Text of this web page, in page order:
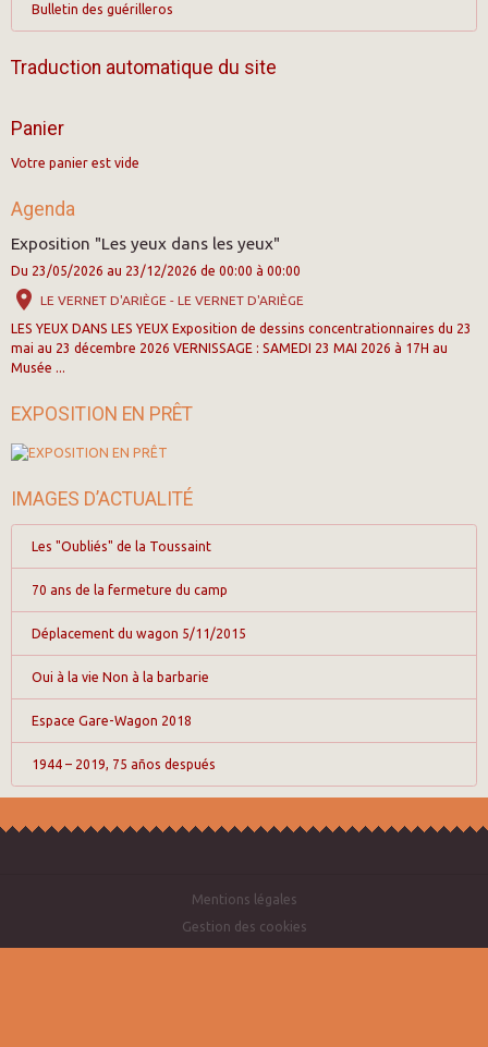
Bulletin des guérilleros
Traduction automatique du site
Panier
Votre panier est vide
Agenda
Exposition "Les yeux dans les yeux"
Du 23/05/2026 au 23/12/2026 de 00:00 à 00:00
LE VERNET D'ARIÈGE - LE VERNET D'ARIÈGE
LES YEUX DANS LES YEUX Exposition de dessins concentrationnaires du 23
mai au 23 décembre 2026 VERNISSAGE : SAMEDI 23 MAI 2026 à 17H au
Musée ...
EXPOSITION EN PRÊT
IMAGES D’ACTUALITÉ
Les "Oubliés" de la Toussaint
70 ans de la fermeture du camp
Déplacement du wagon 5/11/2015
Oui à la vie Non à la barbarie
Espace Gare-Wagon 2018
1944 – 2019, 75 años después
Mentions légales
Gestion des cookies